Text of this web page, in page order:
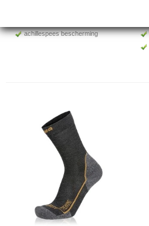
achillespees bescherming